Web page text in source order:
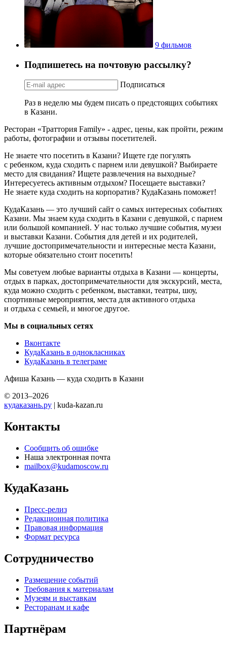
9 фильмов
Подпишетесь на почтовую рассылку?
Подписаться
Раз в неделю мы будем писать о предстоящих событиях
в Казани.
Ресторан «Траттория Family» - адрес, цены, как пройти, режим
работы, фотографии и отзывы посетителей.
Не знаете что посетить в Казани? Ищете где погулять
с ребенком, куда сходить с парнем или девушкой? Выбираете
место для свидания? Ищете развлечения на выходные?
Интересуетесь активным отдыхом? Посещаете выставки?
Не знаете куда сходить на корпоратив? КудаКазань поможет!
КудаКазань — это лучший сайт о самых интересных событиях
Казани. Мы знаем куда сходить в Казани с девушкой, с парнем
или большой компанией. У нас только лучшие события, музеи
и выставки Казани. События для детей и их родителей,
лучшие достопримечательности и интересные места Казани,
которые обязательно стоит посетить!
Мы советуем любые варианты отдыха в Казани — концерты,
отдых в парках, достопримечательности для экскурсий, места,
куда можно сходить с ребенком, выставки, театры, шоу,
спортивные мероприятия, места для активного отдыха
и отдыха с семьей, и многое другое.
Мы в социальных сетях
Вконтакте
КудаКазань в однокласниках
КудаКазань в телеграме
Афиша Казань — куда сходить в Казани
© 2013–2026
кудаказань.ру | kuda-kazan.ru
Контакты
Сообщить об ошибке
Наша электронная почта
mailbox@kudamoscow.ru
КудаКазань
Пресс-релиз
Редакционная политика
Правовая информация
Формат ресурса
Сотрудничество
Размещение событий
Требования к материалам
Музеям и выставкам
Ресторанам и кафе
Партнёрам